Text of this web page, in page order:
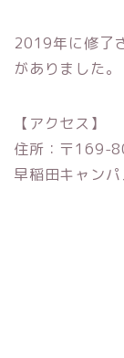
2019年に修了
がありました。
【アクセス】
住所：〒169-
早稲田キャン